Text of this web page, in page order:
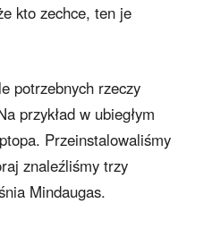
kto zechce, ten je
potrzebnych rzeczy
przykład w ubiegłym
Przeinstalowaliśmy
znaleźliśmy trzy
Mindaugas.